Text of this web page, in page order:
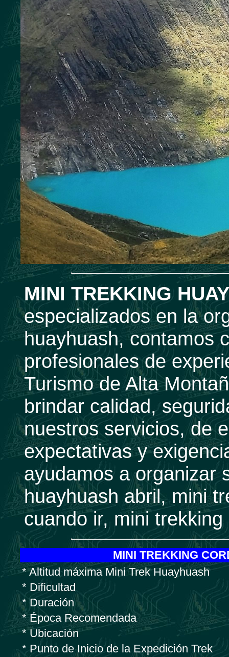
MINI TREKKING
especializados en la
huayhuash, contamos
profesionales de
Turismo de Alta
brindar calidad,
nuestros servicios, de
expectativas y
ayudamos a organizar
huayhuash abril, mini
cuando ir, mini
MINI TREKKING
* Altitud máxima Mini Trek Huayhuash
* Dificultad
* Duración
* Época Recomendada
* Ubicación
* Punto de Inicio de la Expedición Trek